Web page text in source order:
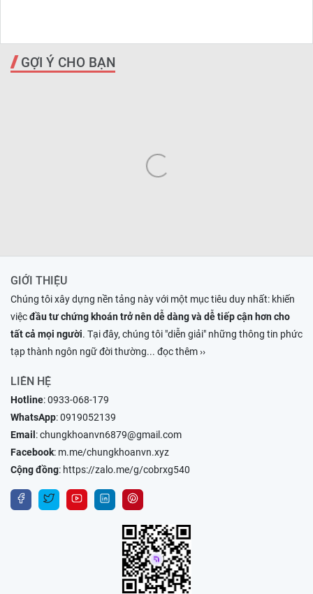
GỢI Ý CHO BẠN
GIỚI THIỆU
Chúng tôi xây dựng nền tảng này với một mục tiêu duy nhất: khiến
việcđầu tư chứng khoán trở nên dễ dàng và dễ tiếp cận hơn cho
tất cả mọi người. Tại đây, chúng tôi "diễn giải" những thông tin phức
tạp thành ngôn ngữ đời thường... đọc thêm ››
LIÊN HỆ
Hotline:0933-068-179
WhatsApp:0919052139
Email :chungkhoanvn6879@gmail.com
Facebook: m.me/chungkhoanvn.xyz
Cộng đồng: https://zalo.me/g/cobrxg540